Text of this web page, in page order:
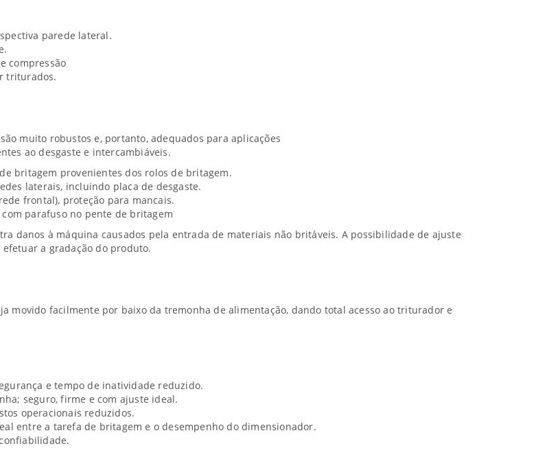
parede lateral.
compressão
triturados.
muito robustos e, portanto, adequados para aplicações
ao desgaste e intercambiáveis.
britagem provenientes dos rolos de britagem.
laterais, incluindo placa de desgaste.
frontal), proteção para mancais.
parafuso no pente de britagem
danos à máquina causados pela entrada de materiais não britáveis. A possibilidade de ajuste
a gradação do produto.
movido facilmente por baixo da tremonha de alimentação, dando total acesso ao triturador e
e tempo de inatividade reduzido.
seguro, firme e com ajuste ideal.
operacionais reduzidos.
entre a tarefa de britagem e o desempenho do dimensionador.